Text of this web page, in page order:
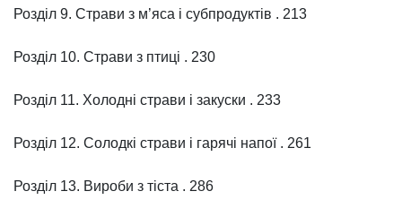
Розділ 9. Страви з м’яса і субпродуктів . 213
Розділ 10. Страви з птиці . 230
Розділ 11. Холодні страви і закуски . 233
Розділ 12. Солодкі страви і гарячі напої . 261
Розділ 13. Вироби з тіста . 286